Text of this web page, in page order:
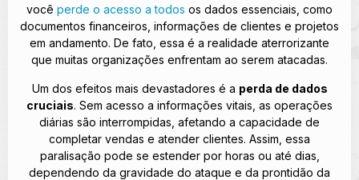
você perde o acesso a todos os dados essenciais, como
documentos financeiros, informações de clientes e projetos
em andamento. De fato, essa é a realidade aterrorizante
que muitas organizações enfrentam ao serem atacadas.
Um dos efeitos mais devastadores é a perda de dados
cruciais. Sem acesso a informações vitais, as operações
diárias são interrompidas, afetando a capacidade de
completar vendas e atender clientes. Assim, essa
paralisação pode se estender por horas ou até dias,
dependendo da gravidade do ataque e da prontidão da